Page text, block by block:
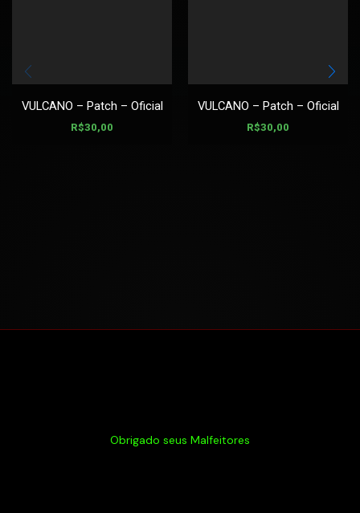
VULCANO – Patch – Oficial
R$30,00
VULCANO – Patch – Oficial
R$30,00
Obrigado seus Malfeitores